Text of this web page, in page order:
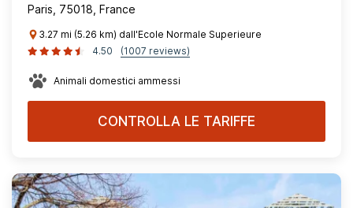
Paris, 75018, France
3.27 mi (5.26 km) dall'Ecole Normale Superieure
4.50
(1007 reviews)
Animali domestici ammessi
CONTROLLA LE TARIFFE